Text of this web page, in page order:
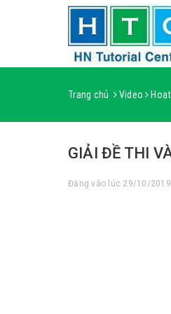
Trang chủ Video
GIẢI ĐỀ THI
Đăng vào lúc 29/10/2019